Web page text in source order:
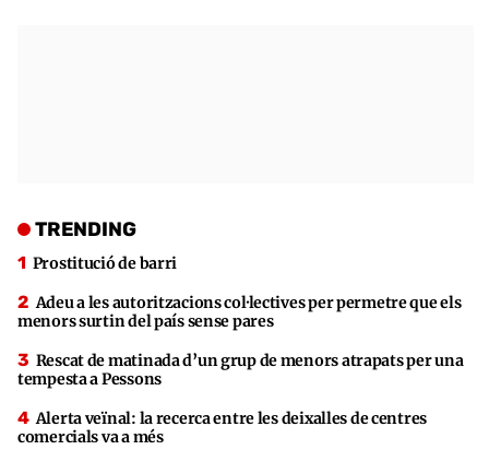
TRENDING
Prostitució de barri
Adeu a les autoritzacions col·lectives per permetre que els
menors surtin del país sense pares
Rescat de matinada d’un grup de menors atrapats per una
tempesta a Pessons
Alerta veïnal: la recerca entre les deixalles de centres
comercials va a més